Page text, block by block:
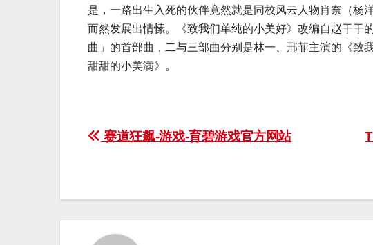
是，一路出生入死的伙伴竟然就是同校风云人物肖奈（杨
而然发展出情愫。《致我们单纯的小美好》改编自赵干干
曲」的首部曲，二与三部曲分别是林一、邢菲主演的《致
甜甜的小美满》。
Post
赛道狂飙-游戏-育碧游戏官方网站